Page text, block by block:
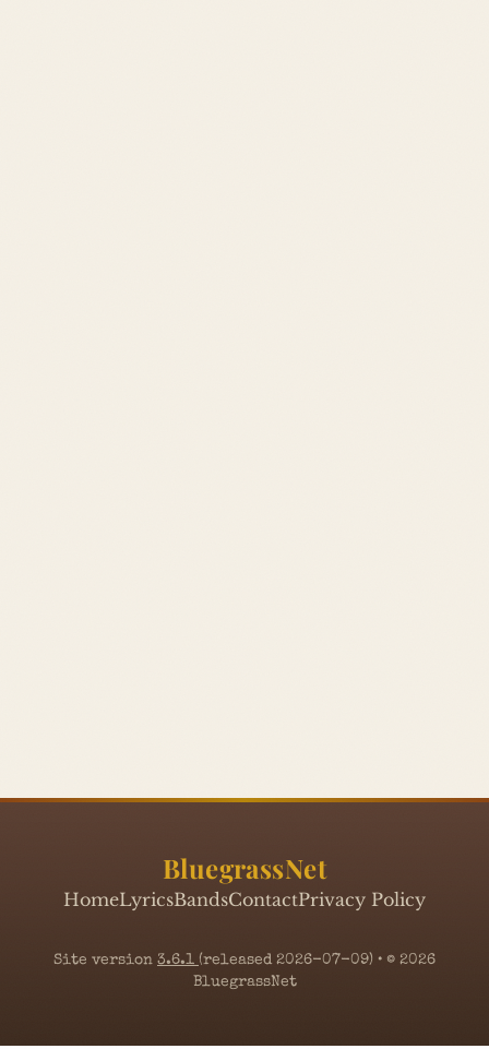
BluegrassNet
HomeLyricsBandsContactPrivacy Policy
Site version 3.6.1 (released 2026-07-09) • © 2026
BluegrassNet